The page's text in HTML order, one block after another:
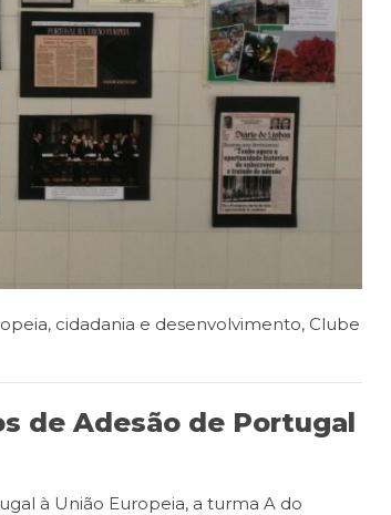
, cidadania e desenvolvimento, Clube
de Adesão de Portugal
à União Europeia, a turma A do